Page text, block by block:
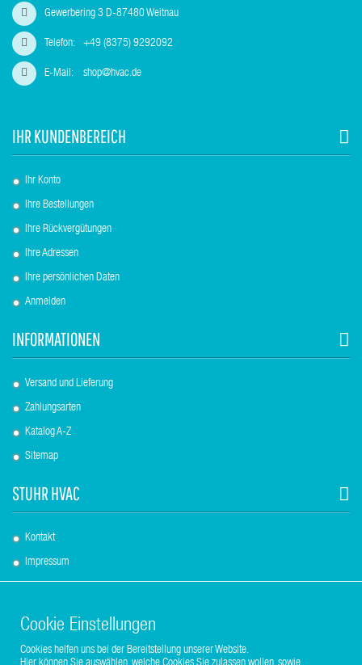
Gewerbering 3 D-87480 Weitnau
Telefon: +49 (8375) 9292092
E-Mail: shop@hvac.de
IHR KUNDENBEREICH
Ihr Konto
Ihre Bestellungen
Ihre Rückvergütungen
Ihre Adressen
Ihre persönlichen Daten
Anmelden
INFORMATIONEN
Versand und Lieferung
Zahlungsarten
Katalog A-Z
Sitemap
STUHR HVAC
Kontakt
Impressum
Cookie Einstellungen
Cookies helfen uns bei der Bereitstellung unserer Website.